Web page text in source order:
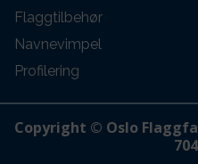
Flaggtilbehør
Navnevimpel
Profilering
Copyright © Oslo